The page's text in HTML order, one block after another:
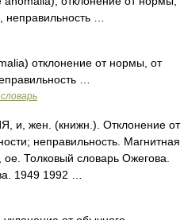
…
отклонение от нормы, от
…
жен. (книжн.). Отклонение от
неправильность. Магнитная
Толковый словарь Ожегова.
1949 1992 …